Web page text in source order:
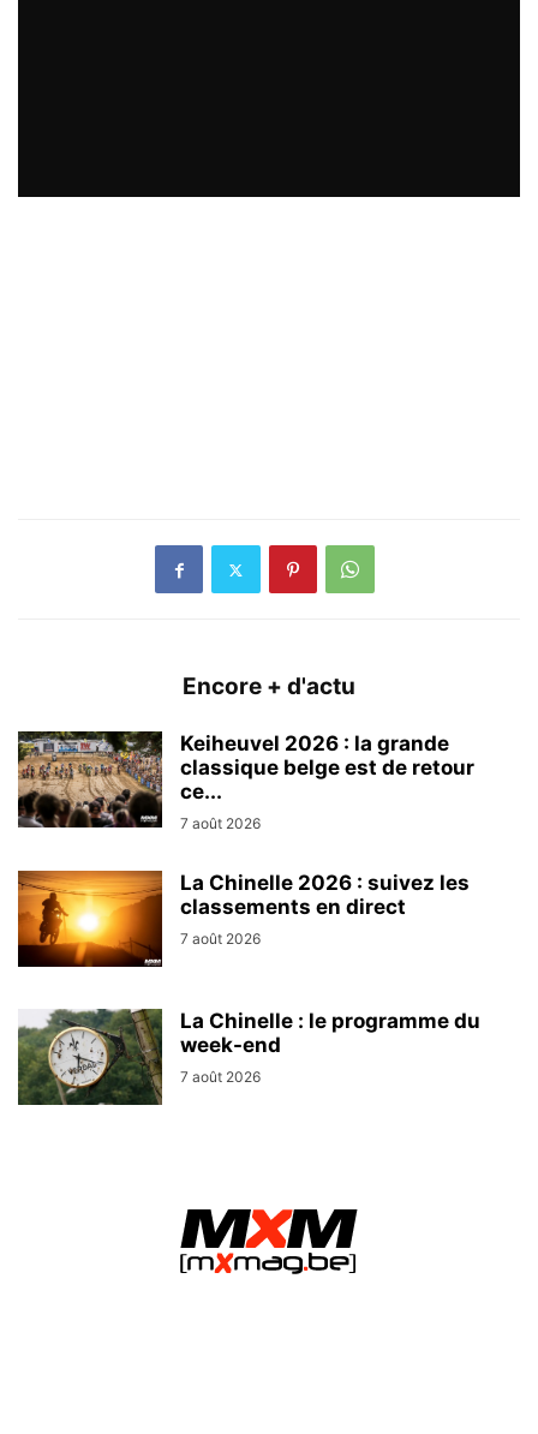
Encore + d'actu
Keiheuvel 2026 : la grande
classique belge est de retour
ce...
7 août 2026
La Chinelle 2026 : suivez les
classements en direct
7 août 2026
La Chinelle : le programme du
week-end
7 août 2026